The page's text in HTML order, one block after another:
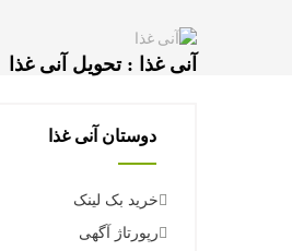
آنی غذا : تحویل آنی غذا
دوستان آنی غذا
خرید بک لینک
رپورتاژ آگهی